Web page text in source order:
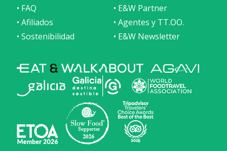
• FAQ
• E&W Partner
• Afiliados
• Agentes y TT.OO.
• Sostenibilidad
• E&W Newsletter